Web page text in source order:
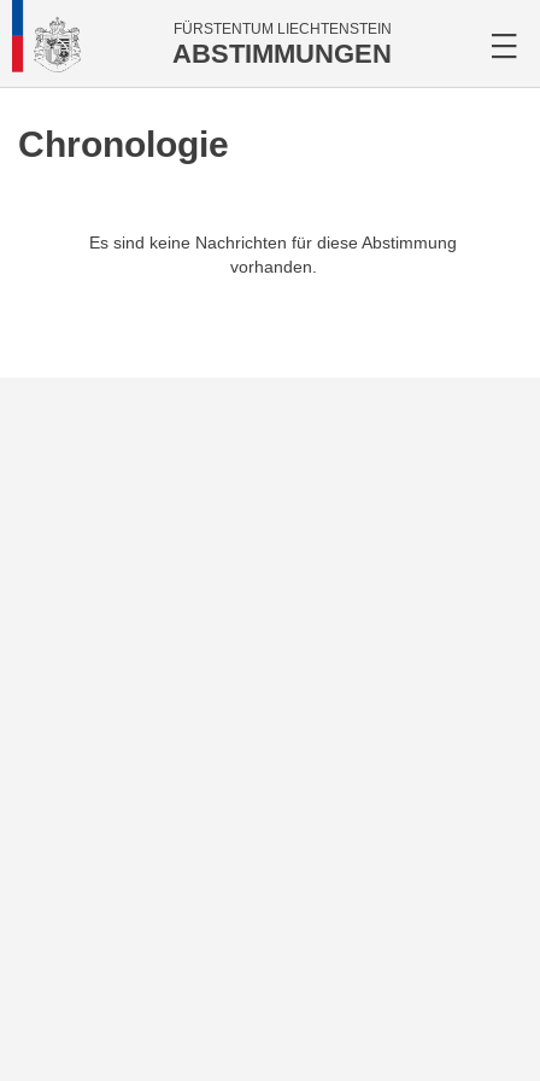
FÜRSTENTUM LIECHTENSTEIN
ABSTIMMUNGEN
Chronologie
Es sind keine Nachrichten für diese Abstimmung
vorhanden.